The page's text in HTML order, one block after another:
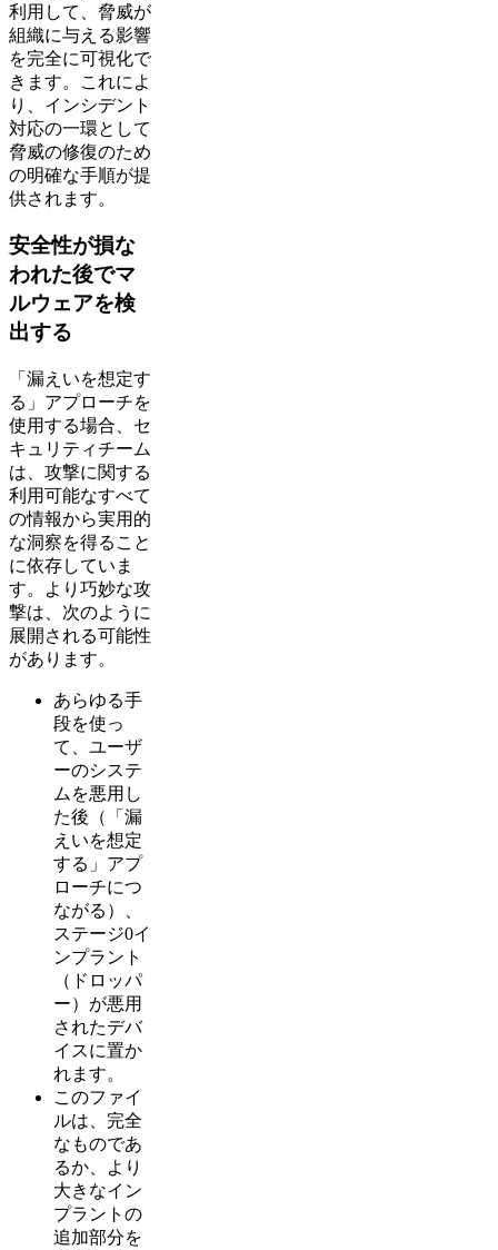
利用して、脅威が
組織に与える影響
を完全に可視化で
きます。これによ
り、インシデント
対応の一環として
脅威の修復のため
の明確な手順が提
供されます。
安全性が損な
われた後でマ
ルウェアを検
出する
「漏えいを想定す
る」アプローチを
使用する場合、セ
キュリティチーム
は、攻撃に関する
利用可能なすべて
の情報から実用的
な洞察を得ること
に依存していま
す。より巧妙な攻
撃は、次のように
展開される可能性
があります。
あらゆる手
段を使っ
て、ユーザ
ーのシステ
ムを悪用し
た後（「漏
えいを想定
する」アプ
ローチにつ
ながる）、
ステージ0イ
ンプラント
（ドロッパ
ー）が悪用
されたデバ
イスに置か
れます。
このファイ
ルは、完全
なものであ
るか、より
大きなイン
プラントの
追加部分を